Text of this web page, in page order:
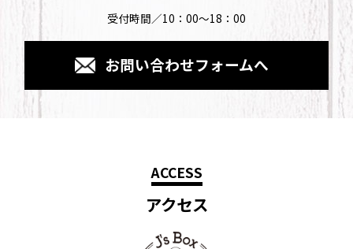
受付時間／10：00～18：00
お問い合わせフォームへ
ACCESS
アクセス